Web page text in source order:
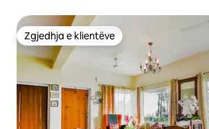
Zgjedhja e klientëve
Zgjedhja e klientëve